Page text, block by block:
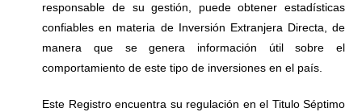
responsable de su gestión, puede obtener estadísticas
confiables en materia de Inversión Extranjera Directa, de
manera que se genera información útil sobre el
comportamiento de este tipo de inversiones en el país.
Este Registro encuentra su regulación en el Titulo Séptimo